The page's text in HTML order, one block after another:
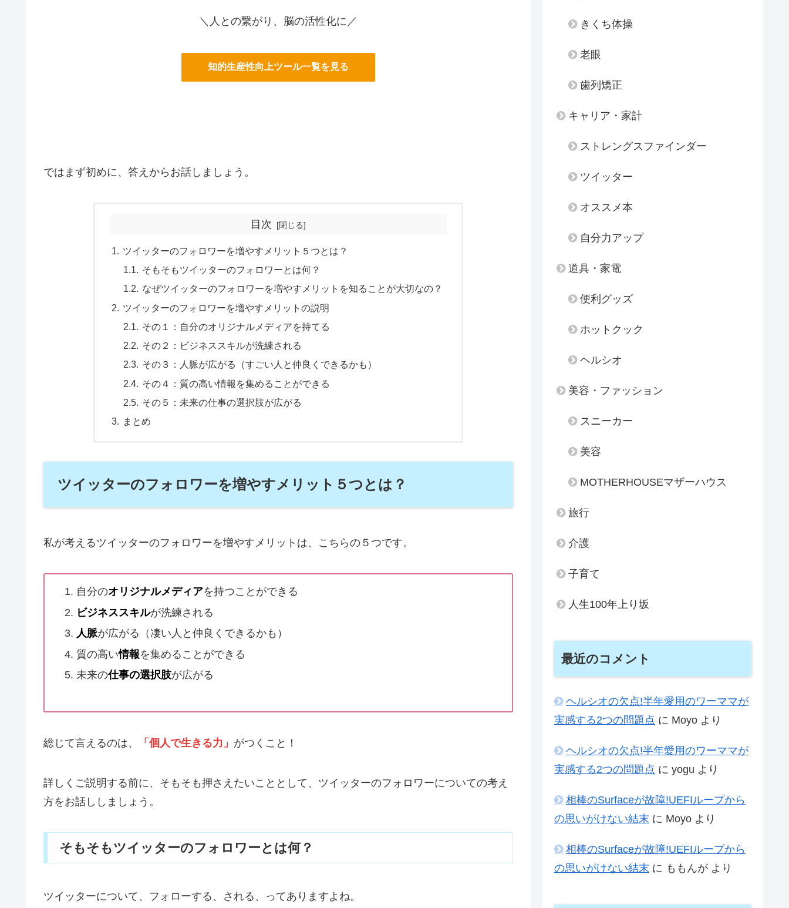
＼人との繋がり、脳の活性化に／
知的生産性向上ツール一覧を見る
ではまず初めに、答えからお話しましょう。
目次
ツイッターのフォロワーを増やすメリット５つとは？
そもそもツイッターのフォロワーとは何？
なぜツイッターのフォロワーを増やすメリットを知ることが大切なの？
ツイッターのフォロワーを増やすメリットの説明
その１：自分のオリジナルメディアを持てる
その２：ビジネススキルが洗練される
その３：人脈が広がる（すごい人と仲良くできるかも）
その４：質の高い情報を集めることができる
その５：未来の仕事の選択肢が広がる
まとめ
ツイッターのフォロワーを増やすメリット５つとは？
私が考えるツイッターのフォロワーを増やすメリットは、こちらの５つです。
自分のオリジナルメディアを持つことができる
ビジネススキルが洗練される
人脈が広がる（凄い人と仲良くできるかも）
質の高い情報を集めることができる
未来の仕事の選択肢が広がる
総じて言えるのは、 「個人で生きる力」 がつくこと！
詳しくご説明する前に、そもそも押さえたいこととして、ツイッターのフォロワーについての考え
方をお話ししましょう。
そもそもツイッターのフォロワーとは何？
ツイッターについて、フォローする、される、ってありますよね。
きくち体操
老眼
歯列矯正
キャリア・家計
ストレングスファインダー
ツイッター
オススメ本
自分力アップ
道具・家電
便利グッズ
ホットクック
ヘルシオ
美容・ファッション
スニーカー
美容
MOTHERHOUSEマザーハウス
旅行
介護
子育て
人生100年上り坂
最近のコメント
ヘルシオの欠点!半年愛用のワーママが
実感する2つの問題点 に Moyo より
ヘルシオの欠点!半年愛用のワーママが
実感する2つの問題点 に yogu より
相棒のSurfaceが故障!UEFIループから
の思いがけない結末 に Moyo より
相棒のSurfaceが故障!UEFIループから
の思いがけない結末 に ももんが より